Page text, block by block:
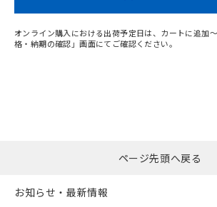
オンライン購入における出荷予定日は、カートに追加
格・納期の確認」画面にてご確認ください。
ページ先頭へ戻る
お知らせ・最新情報